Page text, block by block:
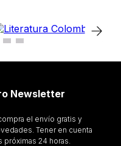
Newsletter
el envío gratis y
Tener en cuenta
próximas 24 horas.